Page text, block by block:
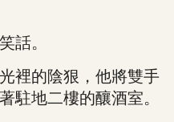
話。
的陰狠，他將雙手
駐地二樓的釀酒室。